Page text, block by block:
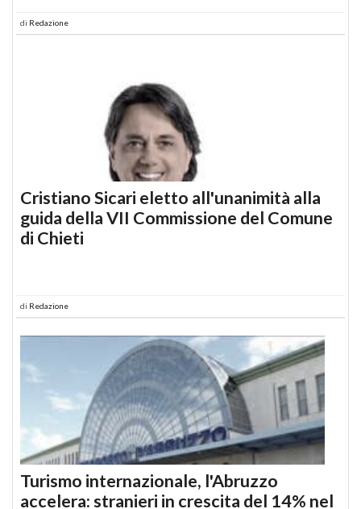
di Redazione
Cristiano Sicari eletto all'unanimità alla
guida della VII Commissione del Comune
di Chieti
di Redazione
Turismo internazionale, l'Abruzzo
accelera: stranieri in crescita del 14% nel